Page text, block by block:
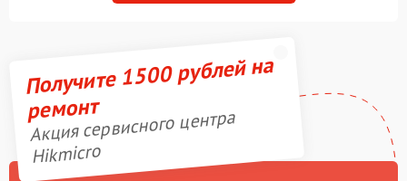
Получите 1500 рублей на
ремонт
Акция сервисного центра
Hikmicro